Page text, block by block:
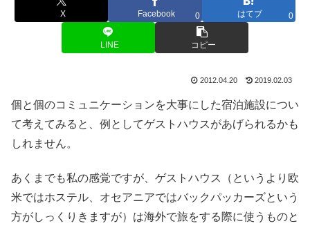
X Facebook 0 はてブ 0
LINE コピー
2012.04.20 2019.02.03
個と個のコミュニケーションを大事にした宿泊施設につい
て考えてみると、例としてゲストハウスがあげられるかも
しれません。
あくまでも私の感覚ですが、ゲストハウス（というより欧
米ではホステル、オセアニアではバックパッカーズという
方がしっくりきますが）は海外で旅をする際に使うものと